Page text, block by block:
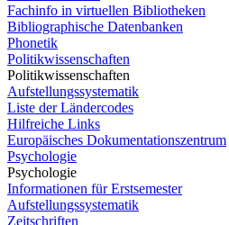
Fachinfo in virtuellen Bibliotheken
Bibliographische Datenbanken
Phonetik
Politikwissenschaften
Politikwissenschaften
Aufstellungssystematik
Liste der Ländercodes
Hilfreiche Links
Europäisches Dokumentationszentrum
Psychologie
Psychologie
Informationen für Erstsemester
Aufstellungssystematik
Zeitschriften